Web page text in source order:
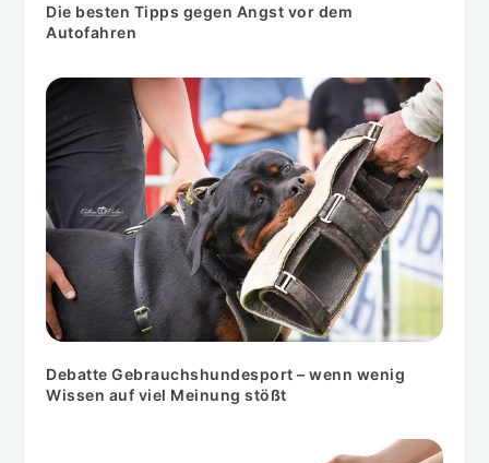
Die besten Tipps gegen Angst vor dem
Autofahren
Debatte Gebrauchshundesport – wenn wenig
Wissen auf viel Meinung stößt